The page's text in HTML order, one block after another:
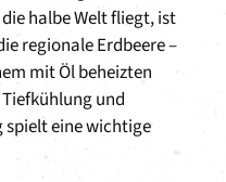
halbe Welt fliegt, ist
regionale Erdbeere –
mit Öl beheizten
und
spielt eine wichtige